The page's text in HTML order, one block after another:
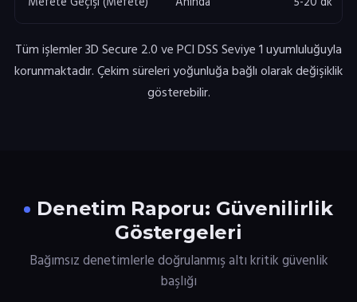
Tüm işlemler 3D Secure 2.0 ve PCI DSS Seviye 1 uyumluluğuyla
korunmaktadır. Çekim süreleri yoğunluğa bağlı olarak değişiklik
gösterebilir.
Denetim Raporu: Güvenilirlik
Göstergeleri
Bağımsız denetimlerle doğrulanmış altı kritik güvenlik
başlığı